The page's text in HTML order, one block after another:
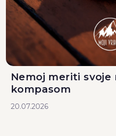
Nemoj meriti
kompasom
20.07.2026